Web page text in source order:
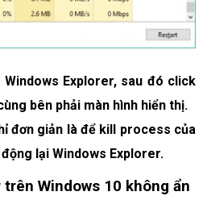
Explorer, sau đó click
bên phải màn hình hiển thị.
đơn giản là để kill process của
lại Windows Explorer.
Windows 10 không ẩn